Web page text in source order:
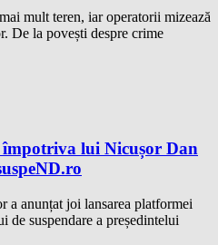
mult teren, iar operatorii mizează
De la povești despre crime
lui Nicușor Dan
a anunțat joi lansarea platformei
de suspendare a președintelui